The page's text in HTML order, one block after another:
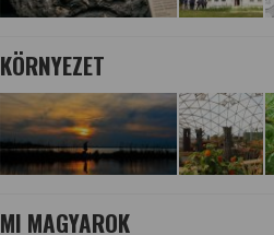
KÖRNYEZET
MI MAGYAROK